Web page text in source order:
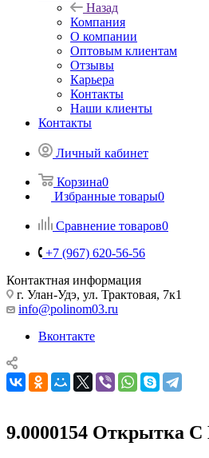
Назад
Компания
О компании
Оптовым клиентам
Отзывы
Карьера
Контакты
Наши клиенты
Контакты
Личный кабинет
Корзина0
Избранные товары0
Сравнение товаров0
+7 (967) 620-56-56
Контактная информация
г. Улан-Удэ, ул. Трактовая, 7к1
info@polinom03.ru
Вконтакте
9.0000154 Открытка